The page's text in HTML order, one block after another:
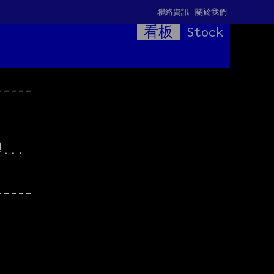
關於我們
聯絡資訊
看板 Stock